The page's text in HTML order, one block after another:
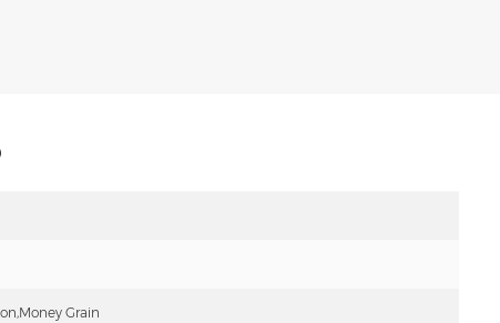
Grain